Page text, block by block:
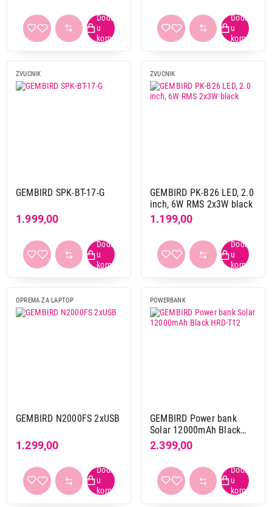
ZVUCNIK
GEMBIRD SPK-BT-17-G
1.999,00
ZVUCNIK
GEMBIRD PK-B26 LED, 2.0
inch, 6W RMS 2x3W black
1.199,00
OPREMA ZA LAPTOP
GEMBIRD N2000FS 2xUSB
1.299,00
POWERBANK
GEMBIRD Power bank
Solar 12000mAh Black
HRD-T12
2.399,00